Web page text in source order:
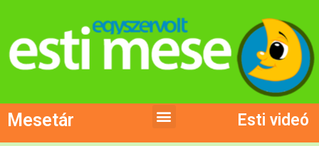
Mesetár Esti videó